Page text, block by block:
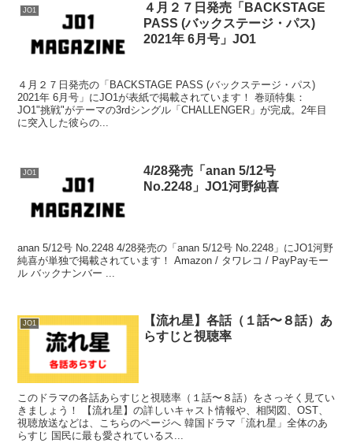
JO1
４月２７日発売「BACKSTAGE
PASS (バックステージ・パス)
2021年 6月号」JO1
４月２７日発売の「BACKSTAGE PASS (バックステージ・パス)
2021年 6月号」にJO1が表紙で掲載されています！ 巻頭特集：
JO1"挑戦"がテーマの3rdシングル「CHALLENGER」が完成。2年目
に突入した彼らの...
JO1
4/28発売「anan 5/12号
No.2248」JO1河野純喜
anan 5/12号 No.2248 4/28発売の「anan 5/12号 No.2248」にJO1河野
純喜が単独で掲載されています！ Amazon / タワレコ / PayPayモー
ル バックナンバー ...
JO1
【流れ星】各話（１話〜８話）あ
らすじと視聴率
このドラマの各話あらすじと視聴率（１話〜８話）をさっそく見てい
きましょう！ 【流れ星】の詳しいキャスト情報や、相関図、OST、
視聴放送などは、こちらのページへ 韓国ドラマ「流れ星」全体のあ
らすじ 国民に最も愛されているス...